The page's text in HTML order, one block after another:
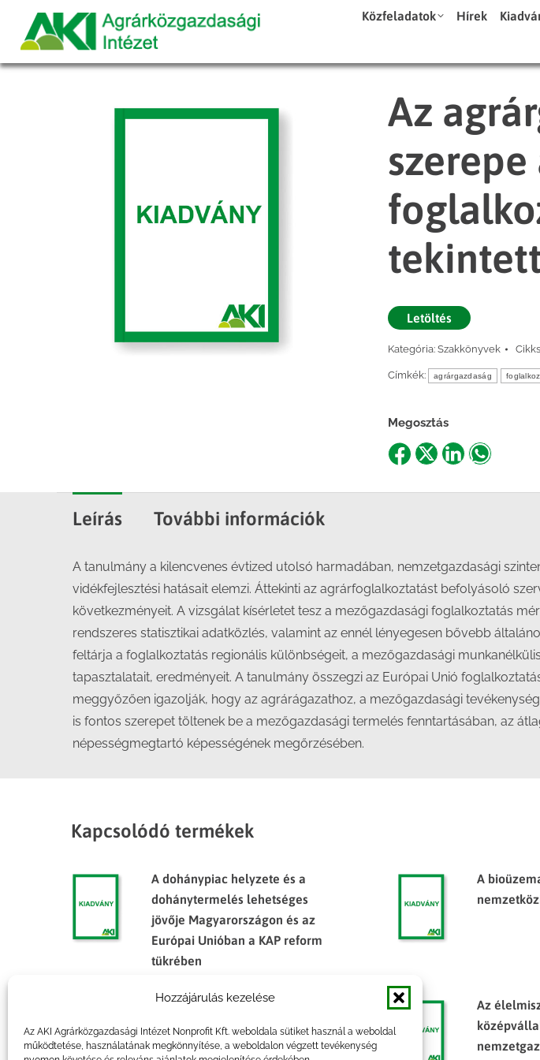
Hozzájárulás kezelése
Az AKI Agrárközgazdasági Intézet Nonprofit Kft. weboldala sütiket használ a weboldal
működtetése, használatának megkönnyítése, a weboldalon végzett tevékenység
Közfeladatok Hírek
Az
Letöltés
Kategória: Szakkönyvek
Címkék: agrárgazdaság
Megosztás
ShareShareShareShare
Leírás További információk
A tanulmány a kilencvenes évtized utolsó harmadában, nemzetgazdasági
vidékfejlesztési hatásait elemzi. Áttekinti az agrárfoglalkoztatást befolyásoló
következményeit. A vizsgálat kísérletet tesz a mezőgazdasági foglalkoztatás
rendszeres statisztikai adatközlés, valamint az ennél lényegesen bővebb
feltárja a foglalkoztatás regionális különbségeit, a mezőgazdasági
tapasztalatait, eredményeit. A tanulmány összegzi az Európai Unió
meggyőzően igazolják, hogy az agrárágazathoz, a mezőgazdasági
is fontos szerepet töltenek be a mezőgazdasági termelés fenntartásában, az
népességmegtartó képességének megőrzésében.
Kapcsolódó termékek
A dohánypiac helyzete és a
dohánytermelés lehetséges
jövője Magyarországon és az
Európai Unióban a KAP reform
tükrében
A
A hazai élelmiszer-
kiskereskedelem struktúrája,
különös tekintettel a kistermelők
Az